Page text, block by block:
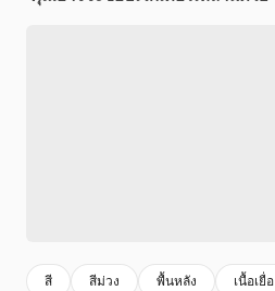
สี สีม่วง พื้นหลัง เนื้อเยื่อ